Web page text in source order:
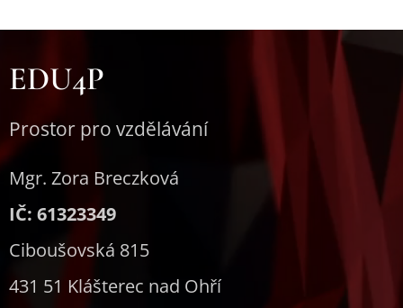
EDU4P
Prostor pro vzdělávání
Mgr. Zora Breczková
IČ: 61323349
Ciboušovská 815
431 51 Klášterec nad Ohří